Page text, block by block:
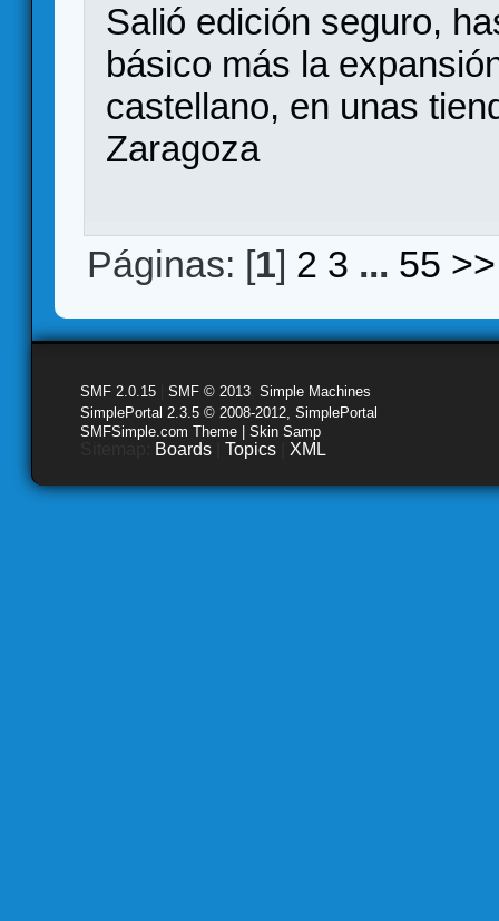
Salió edición seguro,
básico más la
castellano, en unas
Zaragoza
Páginas: [1] 2 3 ... 55 >>
SMF 2.0.15 SMF © 2013 Simple Machines
SimplePortal 2.3.5 © 2008-2012, SimplePortal
SMFSimple.com Theme | Skin Samp
Boards Topics XML